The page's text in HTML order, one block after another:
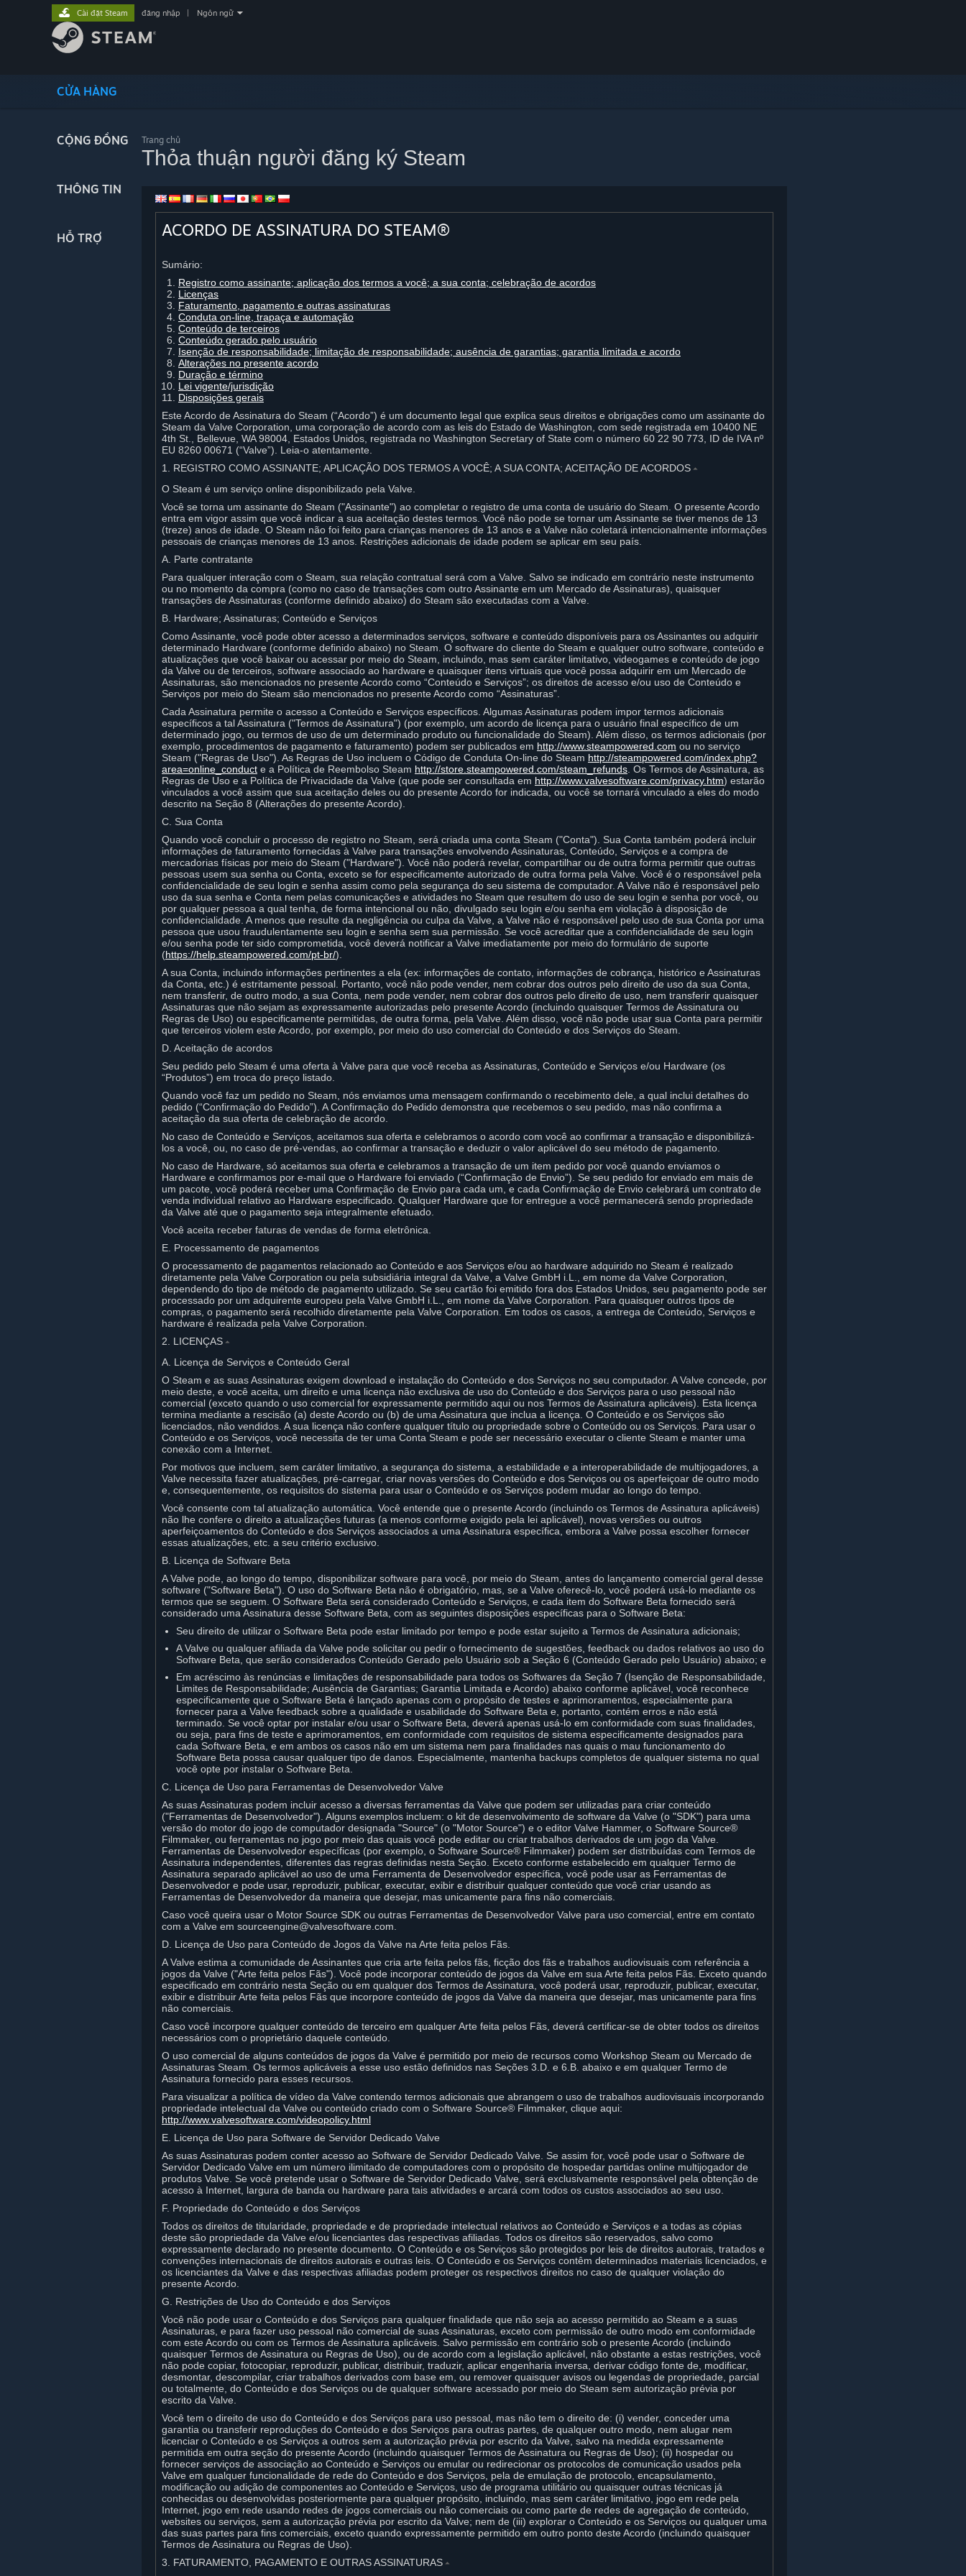
CỬA HÀNG
CỘNG ĐỒNG
THÔNG TIN
HỖ TRỢ
Cài đặt Steam đăng nhập Ngôn ngữ
Trang chủ
Thỏa thuận người đăng ký Steam
ACORDO DE ASSINATURA DO STEAM®
Sumário:
Registro como assinante; aplicação dos termos a você; a sua conta; celebração de acordos
Licenças
Faturamento, pagamento e outras assinaturas
Conduta on-line, trapaça e automação
Conteúdo de terceiros
Conteúdo gerado pelo usuário
Isenção de responsabilidade; limitação de responsabilidade; ausência de garantias; garantia limitada e acordo
Alterações no presente acordo
Duração e término
Lei vigente/jurisdição
Disposições gerais
Este Acordo de Assinatura do Steam (“Acordo”) é um documento legal que explica seus direitos e obrigações como um assinante do
Steam da Valve Corporation, uma corporação de acordo com as leis do Estado de Washington, com sede registrada em 10400 NE
4th St., Bellevue, WA 98004, Estados Unidos, registrada no Washington Secretary of State com o número 60 22 90 773, ID de IVA nº
EU 8260 00671 (“Valve”). Leia-o atentamente.
1. REGISTRO COMO ASSINANTE; APLICAÇÃO DOS TERMOS A VOCÊ; A SUA CONTA; ACEITAÇÃO DE ACORDOS ⏶
O Steam é um serviço online disponibilizado pela Valve.
Você se torna um assinante do Steam ("Assinante") ao completar o registro de uma conta de usuário do Steam. O presente Acordo
entra em vigor assim que você indicar a sua aceitação destes termos. Você não pode se tornar um Assinante se tiver menos de 13
(treze) anos de idade. O Steam não foi feito para crianças menores de 13 anos e a Valve não coletará intencionalmente informações
pessoais de crianças menores de 13 anos. Restrições adicionais de idade podem se aplicar em seu país.
A. Parte contratante
Para qualquer interação com o Steam, sua relação contratual será com a Valve. Salvo se indicado em contrário neste instrumento
ou no momento da compra (como no caso de transações com outro Assinante em um Mercado de Assinaturas), quaisquer
transações de Assinaturas (conforme definido abaixo) do Steam são executadas com a Valve.
B. Hardware; Assinaturas; Conteúdo e Serviços
Como Assinante, você pode obter acesso a determinados serviços, software e conteúdo disponíveis para os Assinantes ou adquirir
determinado Hardware (conforme definido abaixo) no Steam. O software do cliente do Steam e qualquer outro software, conteúdo e
atualizações que você baixar ou acessar por meio do Steam, incluindo, mas sem caráter limitativo, videogames e conteúdo de jogo
da Valve ou de terceiros, software associado ao hardware e quaisquer itens virtuais que você possa adquirir em um Mercado de
Assinaturas, são mencionados no presente Acordo como “Conteúdo e Serviços”; os direitos de acesso e/ou uso de Conteúdo e
Serviços por meio do Steam são mencionados no presente Acordo como “Assinaturas”.
Cada Assinatura permite o acesso a Conteúdo e Serviços específicos. Algumas Assinaturas podem impor termos adicionais
específicos a tal Assinatura ("Termos de Assinatura") (por exemplo, um acordo de licença para o usuário final específico de um
determinado jogo, ou termos de uso de um determinado produto ou funcionalidade do Steam). Além disso, os termos adicionais (por
exemplo, procedimentos de pagamento e faturamento) podem ser publicados em http://www.steampowered.com ou no serviço
Steam ("Regras de Uso"). As Regras de Uso incluem o Código de Conduta On-line do Steam http://steampowered.com/index.php?
area=online_conduct e a Política de Reembolso Steam http://store.steampowered.com/steam_refunds . Os Termos de Assinatura, as
Regras de Uso e a Política de Privacidade da Valve (que pode ser consultada em http://www.valvesoftware.com/privacy.htm) estarão
vinculados a você assim que sua aceitação deles ou do presente Acordo for indicada, ou você se tornará vinculado a eles do modo
descrito na Seção 8 (Alterações do presente Acordo).
C. Sua Conta
Quando você concluir o processo de registro no Steam, será criada uma conta Steam ("Conta"). Sua Conta também poderá incluir
informações de faturamento fornecidas à Valve para transações envolvendo Assinaturas, Conteúdo, Serviços e a compra de
mercadorias físicas por meio do Steam ("Hardware"). Você não poderá revelar, compartilhar ou de outra forma permitir que outras
pessoas usem sua senha ou Conta, exceto se for especificamente autorizado de outra forma pela Valve. Você é o responsável pela
confidencialidade de seu login e senha assim como pela segurança do seu sistema de computador. A Valve não é responsável pelo
uso da sua senha e Conta nem pelas comunicações e atividades no Steam que resultem do uso de seu login e senha por você, ou
por qualquer pessoa a qual tenha, de forma intencional ou não, divulgado seu login e/ou senha em violação à disposição de
confidencialidade. A menos que resulte da negligência ou culpa da Valve, a Valve não é responsável pelo uso de sua Conta por uma
pessoa que usou fraudulentamente seu login e senha sem sua permissão. Se você acreditar que a confidencialidade de seu login
e/ou senha pode ter sido comprometida, você deverá notificar a Valve imediatamente por meio do formulário de suporte
(https://help.steampowered.com/pt-br/).
A sua Conta, incluindo informações pertinentes a ela (ex: informações de contato, informações de cobrança, histórico e Assinaturas
da Conta, etc.) é estritamente pessoal. Portanto, você não pode vender, nem cobrar dos outros pelo direito de uso da sua Conta,
nem transferir, de outro modo, a sua Conta, nem pode vender, nem cobrar dos outros pelo direito de uso, nem transferir quaisquer
Assinaturas que não sejam as expressamente autorizadas pelo presente Acordo (incluindo quaisquer Termos de Assinatura ou
Regras de Uso) ou especificamente permitidas, de outra forma, pela Valve. Além disso, você não pode usar sua Conta para permitir
que terceiros violem este Acordo, por exemplo, por meio do uso comercial do Conteúdo e dos Serviços do Steam.
D. Aceitação de acordos
Seu pedido pelo Steam é uma oferta à Valve para que você receba as Assinaturas, Conteúdo e Serviços e/ou Hardware (os
“Produtos”) em troca do preço listado.
Quando você faz um pedido no Steam, nós enviamos uma mensagem confirmando o recebimento dele, a qual inclui detalhes do
pedido (“Confirmação do Pedido”). A Confirmação do Pedido demonstra que recebemos o seu pedido, mas não confirma a
aceitação da sua oferta de celebração de acordo.
No caso de Conteúdo e Serviços, aceitamos sua oferta e celebramos o acordo com você ao confirmar a transação e disponibilizá-
los a você, ou, no caso de pré-vendas, ao confirmar a transação e deduzir o valor aplicável do seu método de pagamento.
No caso de Hardware, só aceitamos sua oferta e celebramos a transação de um item pedido por você quando enviamos o
Hardware e confirmamos por e-mail que o Hardware foi enviado (“Confirmação de Envio”). Se seu pedido for enviado em mais de
um pacote, você poderá receber uma Confirmação de Envio para cada um, e cada Confirmação de Envio celebrará um contrato de
venda individual relativo ao Hardware especificado. Qualquer Hardware que for entregue a você permanecerá sendo propriedade
da Valve até que o pagamento seja integralmente efetuado.
Você aceita receber faturas de vendas de forma eletrônica.
E. Processamento de pagamentos
O processamento de pagamentos relacionado ao Conteúdo e aos Serviços e/ou ao hardware adquirido no Steam é realizado
diretamente pela Valve Corporation ou pela subsidiária integral da Valve, a Valve GmbH i.L., em nome da Valve Corporation,
dependendo do tipo de método de pagamento utilizado. Se seu cartão foi emitido fora dos Estados Unidos, seu pagamento pode ser
processado por um adquirente europeu pela Valve GmbH i.L., em nome da Valve Corporation. Para quaisquer outros tipos de
compras, o pagamento será recolhido diretamente pela Valve Corporation. Em todos os casos, a entrega de Conteúdo, Serviços e
hardware é realizada pela Valve Corporation.
2. LICENÇAS ⏶
A. Licença de Serviços e Conteúdo Geral
O Steam e as suas Assinaturas exigem download e instalação do Conteúdo e dos Serviços no seu computador. A Valve concede, por
meio deste, e você aceita, um direito e uma licença não exclusiva de uso do Conteúdo e dos Serviços para o uso pessoal não
comercial (exceto quando o uso comercial for expressamente permitido aqui ou nos Termos de Assinatura aplicáveis). Esta licença
termina mediante a rescisão (a) deste Acordo ou (b) de uma Assinatura que inclua a licença. O Conteúdo e os Serviços são
licenciados, não vendidos. A sua licença não confere qualquer título ou propriedade sobre o Conteúdo ou os Serviços. Para usar o
Conteúdo e os Serviços, você necessita de ter uma Conta Steam e pode ser necessário executar o cliente Steam e manter uma
conexão com a Internet.
Por motivos que incluem, sem caráter limitativo, a segurança do sistema, a estabilidade e a interoperabilidade de multijogadores, a
Valve necessita fazer atualizações, pré-carregar, criar novas versões do Conteúdo e dos Serviços ou os aperfeiçoar de outro modo
e, consequentemente, os requisitos do sistema para usar o Conteúdo e os Serviços podem mudar ao longo do tempo.
Você consente com tal atualização automática. Você entende que o presente Acordo (incluindo os Termos de Assinatura aplicáveis)
não lhe confere o direito a atualizações futuras (a menos conforme exigido pela lei aplicável), novas versões ou outros
aperfeiçoamentos do Conteúdo e dos Serviços associados a uma Assinatura específica, embora a Valve possa escolher fornecer
essas atualizações, etc. a seu critério exclusivo.
B. Licença de Software Beta
A Valve pode, ao longo do tempo, disponibilizar software para você, por meio do Steam, antes do lançamento comercial geral desse
software ("Software Beta"). O uso do Software Beta não é obrigatório, mas, se a Valve oferecê-lo, você poderá usá-lo mediante os
termos que se seguem. O Software Beta será considerado Conteúdo e Serviços, e cada item do Software Beta fornecido será
considerado uma Assinatura desse Software Beta, com as seguintes disposições específicas para o Software Beta:
Seu direito de utilizar o Software Beta pode estar limitado por tempo e pode estar sujeito a Termos de Assinatura adicionais;
A Valve ou qualquer afiliada da Valve pode solicitar ou pedir o fornecimento de sugestões, feedback ou dados relativos ao uso do
Software Beta, que serão considerados Conteúdo Gerado pelo Usuário sob a Seção 6 (Conteúdo Gerado pelo Usuário) abaixo; e
Em acréscimo às renúncias e limitações de responsabilidade para todos os Softwares da Seção 7 (Isenção de Responsabilidade,
Limites de Responsabilidade; Ausência de Garantias; Garantia Limitada e Acordo) abaixo conforme aplicável, você reconhece
especificamente que o Software Beta é lançado apenas com o propósito de testes e aprimoramentos, especialmente para
fornecer para a Valve feedback sobre a qualidade e usabilidade do Software Beta e, portanto, contém erros e não está
terminado. Se você optar por instalar e/ou usar o Software Beta, deverá apenas usá-lo em conformidade com suas finalidades,
ou seja, para fins de teste e aprimoramentos, em conformidade com requisitos de sistema especificamente designados para
cada Software Beta, e em ambos os casos não em um sistema nem para finalidades nas quais o mau funcionamento do
Software Beta possa causar qualquer tipo de danos. Especialmente, mantenha backups completos de qualquer sistema no qual
você opte por instalar o Software Beta.
C. Licença de Uso para Ferramentas de Desenvolvedor Valve
As suas Assinaturas podem incluir acesso a diversas ferramentas da Valve que podem ser utilizadas para criar conteúdo
("Ferramentas de Desenvolvedor"). Alguns exemplos incluem: o kit de desenvolvimento de software da Valve (o "SDK") para uma
versão do motor do jogo de computador designada "Source" (o "Motor Source") e o editor Valve Hammer, o Software Source®
Filmmaker, ou ferramentas no jogo por meio das quais você pode editar ou criar trabalhos derivados de um jogo da Valve.
Ferramentas de Desenvolvedor específicas (por exemplo, o Software Source® Filmmaker) podem ser distribuídas com Termos de
Assinatura independentes, diferentes das regras definidas nesta Seção. Exceto conforme estabelecido em qualquer Termo de
Assinatura separado aplicável ao uso de uma Ferramenta de Desenvolvedor específica, você pode usar as Ferramentas de
Desenvolvedor e pode usar, reproduzir, publicar, executar, exibir e distribuir qualquer conteúdo que você criar usando as
Ferramentas de Desenvolvedor da maneira que desejar, mas unicamente para fins não comerciais.
Caso você queira usar o Motor Source SDK ou outras Ferramentas de Desenvolvedor Valve para uso comercial, entre em contato
com a Valve em sourceengine@valvesoftware.com.
D. Licença de Uso para Conteúdo de Jogos da Valve na Arte feita pelos Fãs.
A Valve estima a comunidade de Assinantes que cria arte feita pelos fãs, ficção dos fãs e trabalhos audiovisuais com referência a
jogos da Valve ("Arte feita pelos Fãs"). Você pode incorporar conteúdo de jogos da Valve em sua Arte feita pelos Fãs. Exceto quando
especificado em contrário nesta Seção ou em qualquer dos Termos de Assinatura, você poderá usar, reproduzir, publicar, executar,
exibir e distribuir Arte feita pelos Fãs que incorpore conteúdo de jogos da Valve da maneira que desejar, mas unicamente para fins
não comerciais.
Caso você incorpore qualquer conteúdo de terceiro em qualquer Arte feita pelos Fãs, deverá certificar-se de obter todos os direitos
necessários com o proprietário daquele conteúdo.
O uso comercial de alguns conteúdos de jogos da Valve é permitido por meio de recursos como Workshop Steam ou Mercado de
Assinaturas Steam. Os termos aplicáveis a esse uso estão definidos nas Seções 3.D. e 6.B. abaixo e em qualquer Termo de
Assinatura fornecido para esses recursos.
Para visualizar a política de vídeo da Valve contendo termos adicionais que abrangem o uso de trabalhos audiovisuais incorporando
propriedade intelectual da Valve ou conteúdo criado com o Software Source® Filmmaker, clique aqui:
http://www.valvesoftware.com/videopolicy.html
E. Licença de Uso para Software de Servidor Dedicado Valve
As suas Assinaturas podem conter acesso ao Software de Servidor Dedicado Valve. Se assim for, você pode usar o Software de
Servidor Dedicado Valve em um número ilimitado de computadores com o propósito de hospedar partidas online multijogador de
produtos Valve. Se você pretende usar o Software de Servidor Dedicado Valve, será exclusivamente responsável pela obtenção de
acesso à Internet, largura de banda ou hardware para tais atividades e arcará com todos os custos associados ao seu uso.
F. Propriedade do Conteúdo e dos Serviços
Todos os direitos de titularidade, propriedade e de propriedade intelectual relativos ao Conteúdo e Serviços e a todas as cópias
deste são propriedade da Valve e/ou licenciantes das respectivas afiliadas. Todos os direitos são reservados, salvo como
expressamente declarado no presente documento. O Conteúdo e os Serviços são protegidos por leis de direitos autorais, tratados e
convenções internacionais de direitos autorais e outras leis. O Conteúdo e os Serviços contêm determinados materiais licenciados, e
os licenciantes da Valve e das respectivas afiliadas podem proteger os respectivos direitos no caso de qualquer violação do
presente Acordo.
G. Restrições de Uso do Conteúdo e dos Serviços
Você não pode usar o Conteúdo e dos Serviços para qualquer finalidade que não seja ao acesso permitido ao Steam e a suas
Assinaturas, e para fazer uso pessoal não comercial de suas Assinaturas, exceto com permissão de outro modo em conformidade
com este Acordo ou com os Termos de Assinatura aplicáveis. Salvo permissão em contrário sob o presente Acordo (incluindo
quaisquer Termos de Assinatura ou Regras de Uso), ou de acordo com a legislação aplicável, não obstante a estas restrições, você
não pode copiar, fotocopiar, reproduzir, publicar, distribuir, traduzir, aplicar engenharia inversa, derivar código fonte de, modificar,
desmontar, descompilar, criar trabalhos derivados com base em, ou remover quaisquer avisos ou legendas de propriedade, parcial
ou totalmente, do Conteúdo e dos Serviços ou de qualquer software acessado por meio do Steam sem autorização prévia por
escrito da Valve.
Você tem o direito de uso do Conteúdo e dos Serviços para uso pessoal, mas não tem o direito de: (i) vender, conceder uma
garantia ou transferir reproduções do Conteúdo e dos Serviços para outras partes, de qualquer outro modo, nem alugar nem
licenciar o Conteúdo e os Serviços a outros sem a autorização prévia por escrito da Valve, salvo na medida expressamente
permitida em outra seção do presente Acordo (incluindo quaisquer Termos de Assinatura ou Regras de Uso); (ii) hospedar ou
fornecer serviços de associação ao Conteúdo e Serviços ou emular ou redirecionar os protocolos de comunicação usados pela
Valve em qualquer funcionalidade de rede do Conteúdo e dos Serviços, pela de emulação de protocolo, encapsulamento,
modificação ou adição de componentes ao Conteúdo e Serviços, uso de programa utilitário ou quaisquer outras técnicas já
conhecidas ou desenvolvidas posteriormente para qualquer propósito, incluindo, mas sem caráter limitativo, jogo em rede pela
Internet, jogo em rede usando redes de jogos comerciais ou não comerciais ou como parte de redes de agregação de conteúdo,
websites ou serviços, sem a autorização prévia por escrito da Valve; nem de (iii) explorar o Conteúdo e os Serviços ou qualquer uma
das suas partes para fins comerciais, exceto quando expressamente permitido em outro ponto deste Acordo (incluindo quaisquer
Termos de Assinatura ou Regras de Uso).
3. FATURAMENTO, PAGAMENTO E OUTRAS ASSINATURAS ⏶